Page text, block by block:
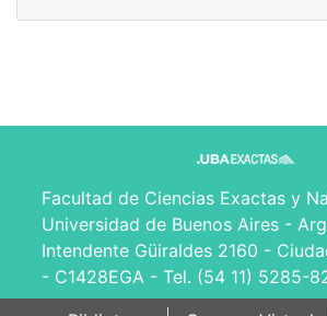
Facultad de Ciencias Exactas y
Universidad de Buenos Aires -
Intendente Güiraldes 2160 -
- C1428EGA - Tel. (54 11) 5285-